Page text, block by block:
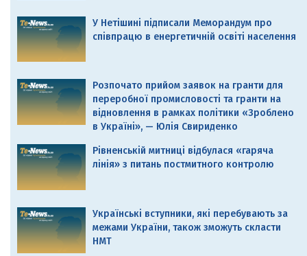
У Нетішині підписали Меморандум про
співпрацю в енергетичній освіті населення
Розпочато прийом заявок на гранти для
переробної промисловості та гранти на
відновлення в рамках політики «Зроблено
в Україні», — Юлія Свириденко
Рівненській митниці відбулася «гаряча
лінія» з питань постмитного контролю
Українські вступники, які перебувають за
межами України, також зможуть скласти
НМТ